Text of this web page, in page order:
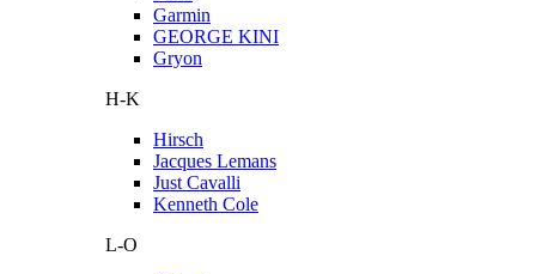
Garmin
GEORGE KINI
Gryon
H-K
Hirsch
Jacques Lemans
Just Cavalli
Kenneth Cole
L-O